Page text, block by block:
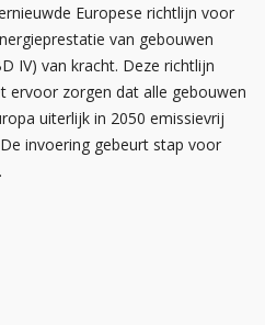
Europese richtlijn voor
van gebouwen
IV) van kracht. Deze richtlijn
ervoor zorgen dat alle gebouwen
uiterlijk in 2050 emissievrij
invoering gebeurt stap voor